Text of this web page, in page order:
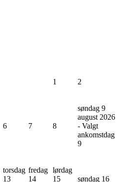
1 2
6 7 8
søndag 9
august 2026
- Valgt
ankomstdag
9
torsdag
13
fredag
14
lørdag
15
søndag 16